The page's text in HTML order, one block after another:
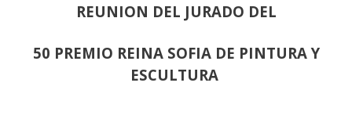
REUNION DEL JURADO DEL
50 PREMIO REINA SOFIA DE PINTURA Y
ESCULTURA